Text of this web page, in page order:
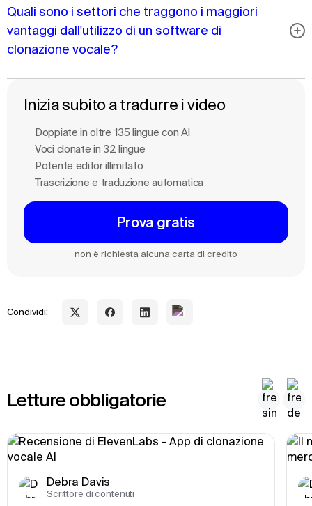
Quali sono i settori che traggono i maggiori
vantaggi dall'utilizzo di un software di
clonazione vocale?
Inizia subito a tradurre i video
Doppiate in oltre 135 lingue con Al
Voci clonate in 32 lingue
Potente editor illimitato
Trascrizione e traduzione automatica
Prova gratis
non è richiesta alcuna carta di credito
Condividi:
Letture obbligatorie
Debra Davis
Scrittore di contenuti